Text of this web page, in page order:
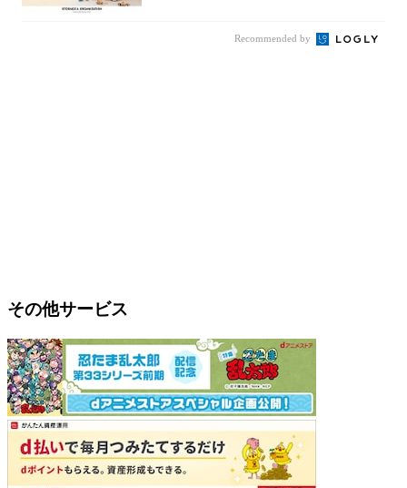
Recommended by
その他サービス